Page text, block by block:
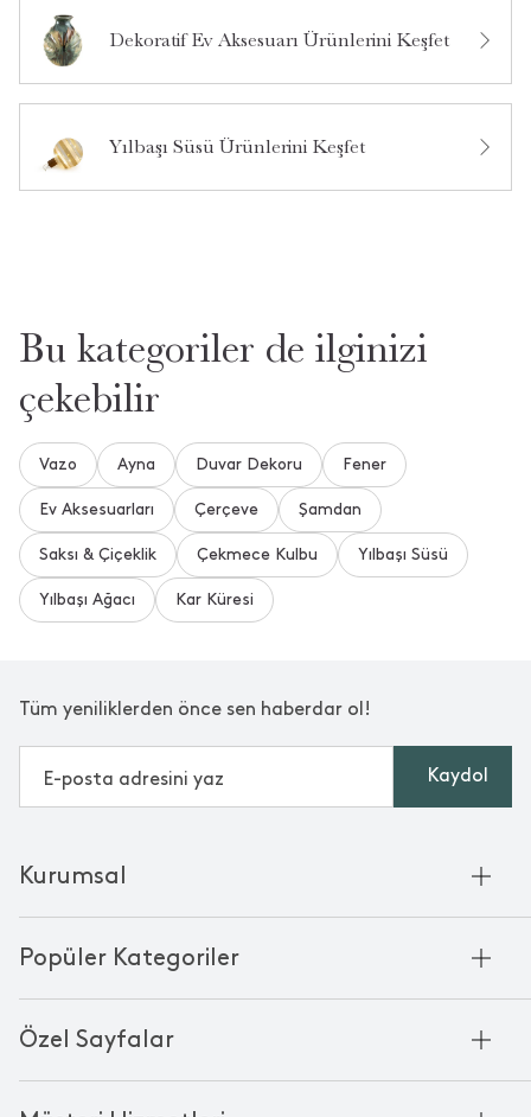
Bu ürün hakkında daha önce hiç soru sorulmamış.
Ürün Hakkında Soru Sor
Dekoratif Ev Aksesuarı Ürünlerini Keşfet
Yılbaşı Süsü Ürünlerini Keşfet
Bu kategoriler de ilginizi
çekebilir
Vazo Ayna Duvar Dekoru Fener
Ev Aksesuarları Çerçeve Şamdan
Saksı & Çiçeklik Çekmece Kulbu Yılbaşı Süsü
Yılbaşı Ağacı Kar Küresi
Tüm yeniliklerden önce sen haberdar ol!
Kaydol
Popüler Kategoriler
Bornoz
Özel Sayfalar
Kurumsal
Kurumsal Satış
Chakra Manifesto
Mağazalarımız